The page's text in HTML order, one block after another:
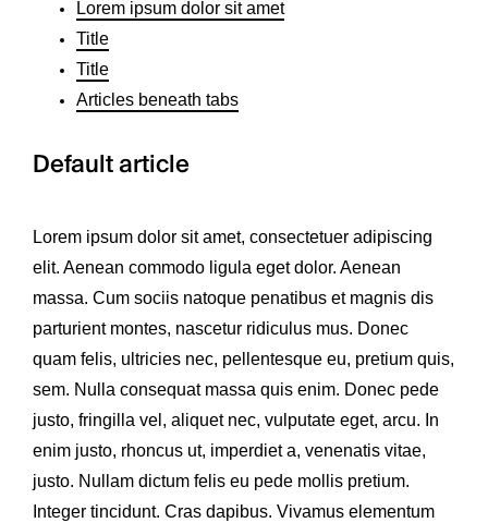
Lorem ipsum dolor sit amet
Title
Title
Articles beneath tabs
Default article
Lorem ipsum dolor sit amet, consectetuer adipiscing
elit. Aenean commodo ligula eget dolor. Aenean
massa. Cum sociis natoque penatibus et magnis dis
parturient montes, nascetur ridiculus mus. Donec
quam felis, ultricies nec, pellentesque eu, pretium quis,
sem. Nulla consequat massa quis enim. Donec pede
justo, fringilla vel, aliquet nec, vulputate eget, arcu. In
enim justo, rhoncus ut, imperdiet a, venenatis vitae,
justo. Nullam dictum felis eu pede mollis pretium.
Integer tincidunt. Cras dapibus. Vivamus elementum